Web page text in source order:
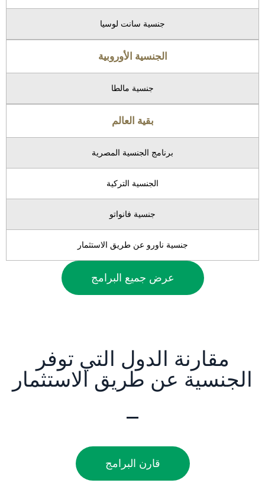
جنسية سانت لوسيا
الجنسية الأوروبية
جنسية مالطا
بقية العالم
برنامج الجنسية المصرية
الجنسية التركية
جنسية فانواتو
جنسية ناورو عن طريق الاستثمار
عرض جميع البرامج
مقارنة الدول التي توفر
الجنسية عن طريق الاستثمار
قارن البرامج